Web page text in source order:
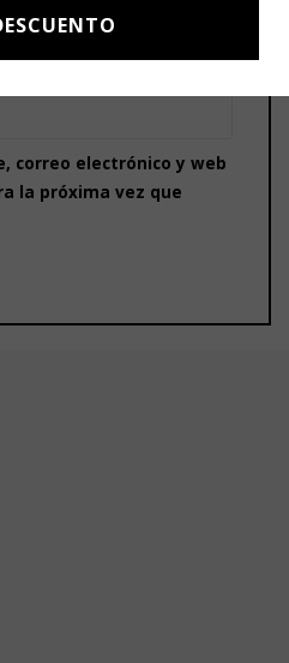
correo electrónico y web
la próxima vez que